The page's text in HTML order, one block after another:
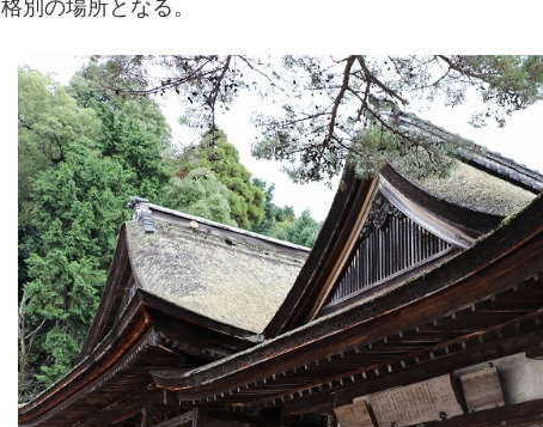
格別の場所となる。